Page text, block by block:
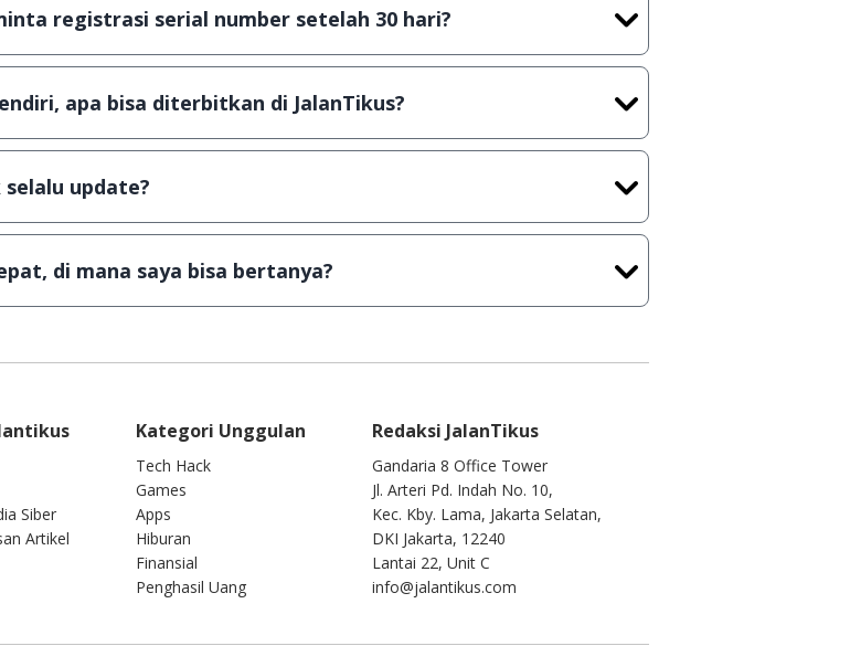
registrasi serial number setelah 30 hari?
aplikasi & games yang dibagikan secara Shareware, dalam arti hanya
apa bisa diterbitkan di JalanTikus?
dengan menyertakan Nama Aplikasi/Games, Deskripsi serta
update?
di JalanTikus, hingga saat ini kita masih melakukan upload-download
di mana saya bisa bertanya?
yang masuk. Kirim pertanyaan kamu keinfo@jalantikus.com
Redaksi JalanTikus
Gandaria 8 Office Tower
Jl. Arteri Pd. Indah No. 10,
Kec. Kby. Lama, Jakarta Selatan,
DKI Jakarta, 12240
Lantai 22, Unit C
info@jalantikus.com
Siber
Artikel
Kategori Unggulan
Tech Hack
Games
Apps
Hiburan
Finansial
Penghasil Uang